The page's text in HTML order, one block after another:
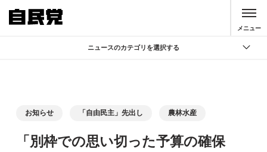
メニュー
ニュースのカテゴリを選択する
記者会見
お知らせ 「自由民主」先出し 農林水産
「別枠での思い切った予算の確保